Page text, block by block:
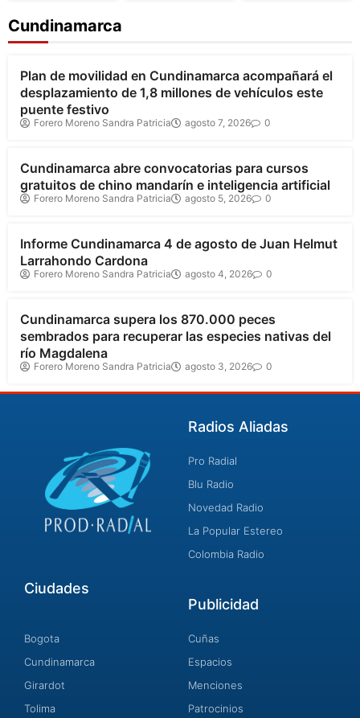
Cundinamarca
Bogotá Cundinamarca
Plan de movilidad en Cundinamarca acompañará el
desplazamiento de 1,8 millones de vehículos este
puente festivo
Forero Moreno Sandra Patricia agosto 7, 2026 0
Cundinamarca
Cundinamarca abre convocatorias para cursos
gratuitos de chino mandarín e inteligencia artificial
Forero Moreno Sandra Patricia agosto 5, 2026 0
Cundinamarca
Informe Cundinamarca 4 de agosto de Juan Helmut
Larrahondo Cardona
Forero Moreno Sandra Patricia agosto 4, 2026 0
Cundinamarca
Cundinamarca supera los 870.000 peces
sembrados para recuperar las especies nativas del
río Magdalena
Forero Moreno Sandra Patricia agosto 3, 2026 0
Radios Aliadas
Pro Radial
Blu Radio
Novedad Radio
La Popular Estereo
Colombia Radio
Ciudades
Bogota
Cundinamarca
Girardot
Tolima
Publicidad
Cuñas
Espacios
Menciones
Patrocinios